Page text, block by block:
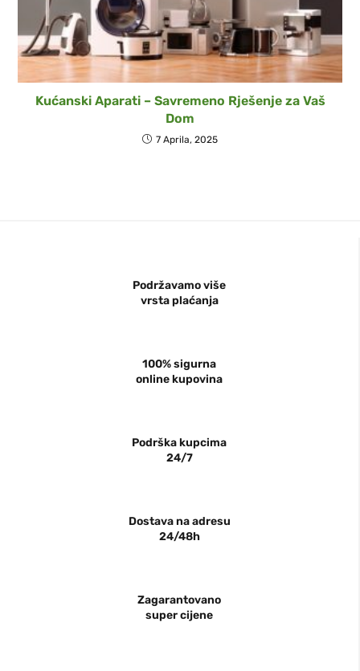
Kućanski Aparati – Savremeno Rješenje za Vaš
Dom
7 Aprila, 2025
Podržavamo više
vrsta plaćanja
100% sigurna
online kupovina
Podrška kupcima
24/7
Dostava na adresu
24/48h
Zagarantovano
super cijene